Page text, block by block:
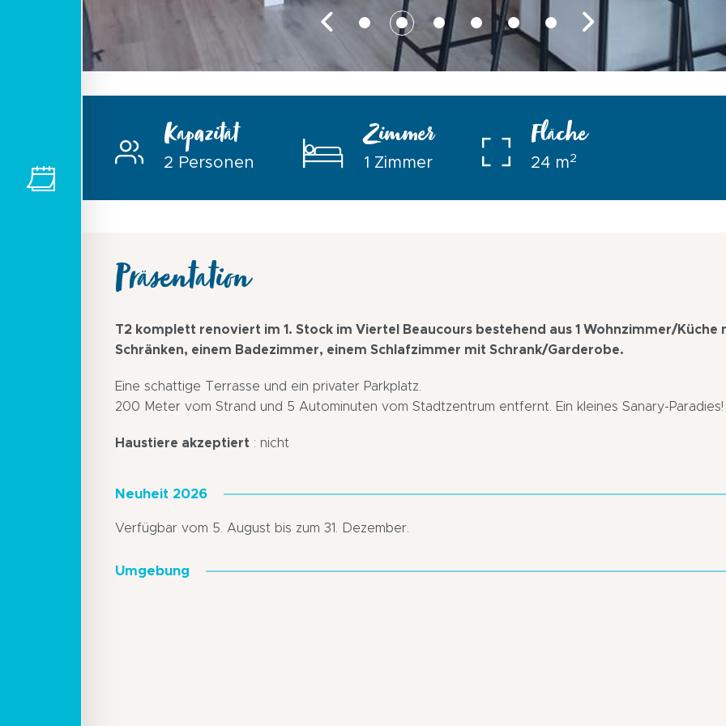
Kapazität
2 Personen
Zimmer
1 Zimmer
Fläche
24 m2
Präsentation
T2 komplett renoviert im 1. Stock im Viertel Beaucours bestehend aus 1 Wohnzimmer/Küche
Schränken, einem Badezimmer, einem Schlafzimmer mit Schrank/Garderobe.
Eine schattige Terrasse und ein privater Parkplatz.
200 Meter vom Strand und 5 Autominuten vom Stadtzentrum entfernt. Ein kleines Sanary-Paradies!
Haustiere akzeptiert : nicht
Neuheit 2026
Verfügbar vom 5. August bis zum 31. Dezember.
Umgebung